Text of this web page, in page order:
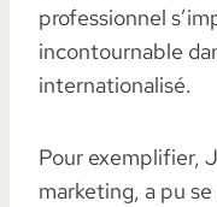
professionnel
incontournable
internationalisé.
Pour exemplifier,
marketing, a pu